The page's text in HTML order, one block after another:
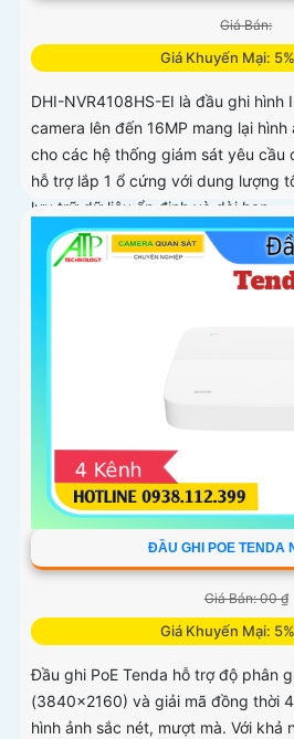
Giá Bán:
Giá Khuyến Mại:
DHI-NVR4108HS-EI là đầu ghi hình
camera lên đến 16MP mang lại
cho các hệ thống giám sát yêu cầu
hỗ trợ lắp 1 ổ cứng với dung lượng
lưu trữ dữ liệu ổn định và dài hạn
ĐẦU GHI POE TENDA
Giá Bán: 00 ₫
Giá Khuyến Mại:
Đầu ghi PoE Tenda hỗ trợ độ phân
(3840×2160) và giải mã đồng thời
hình ảnh sắc nét, mượt mà. Với khả